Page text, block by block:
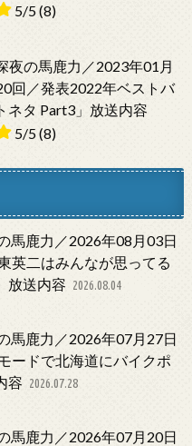
5/5(8)
夜の馬鹿力／2023年01月
回／発表2022年ベストバ
ネタ Part3」放送内容
5/5(8)
馬鹿力／2026年08月03日
英二はみんなが思ってる
放送内容 2026.08.04
馬鹿力／2026年07月27日
ードで北海道にバイクポ
容 2026.07.28
馬鹿力／2026年07月20日